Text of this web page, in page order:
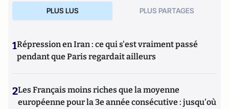
PLUS LUS PLUS PARTAGES
1Répression en Iran : ce qui s'est vraiment passé
pendant que Paris regardait ailleurs
2Les Français moins riches que la moyenne
européenne pour la 3e année consécutive : jusqu'où